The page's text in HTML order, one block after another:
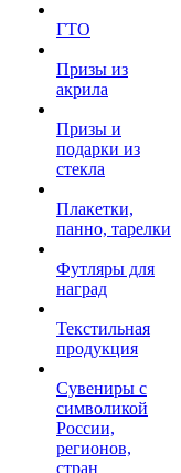
ГТО
Призы из
акрила
Призы и
подарки из
стекла
Плакетки,
панно, тарелки
Футляры для
наград
Текстильная
продукция
Сувениры с
символикой
России,
регионов,
стран